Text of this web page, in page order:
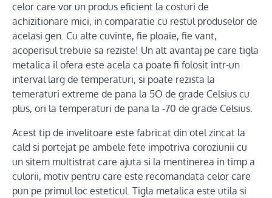
celor care vor un produs eficient la costuri de
achizitionare mici, in comparatie cu restul produselor de
acelasi gen. Cu alte cuvinte, fie ploaie, fie vant,
acoperisul trebuie sa reziste! Un alt avantaj pe care tigla
metalica il ofera este acela ca poate fi folosit intr-un
interval larg de temperaturi, si poate rezista la
temeraturi extreme de pana la 5O de grade Celsius cu
plus, ori la temperaturi de pana la -70 de grade Celsius.
Acest tip de invelitoare este fabricat din otel zincat la
cald si portejat pe ambele fete impotriva coroziunii cu
un sitem multistrat care ajuta si la mentinerea in timp a
culorii, motiv pentru care este recomandata celor care
pun pe primul loc esteticul. Tigla metalica este utila si